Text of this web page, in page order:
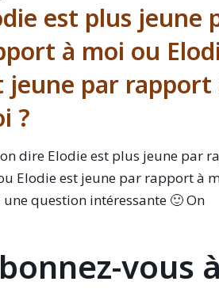
est plus jeune
à moi ou
jeune par rapport
?
dire Elodie est plus jeune par
Elodie est jeune par rapport à
une question intéressante 🙂 On
vous